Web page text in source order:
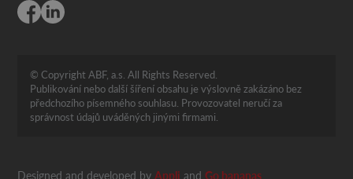
© Copyright ABF, a.s. All Rights Reserved.
Publikování nebo další šíření obsahu je výslovně zakázáno bez
předchozího písemného souhlasu. Provozovatel neručí za
správnost údajů uváděných jinými firmami.
Designed and developed byAppli andGo bananas